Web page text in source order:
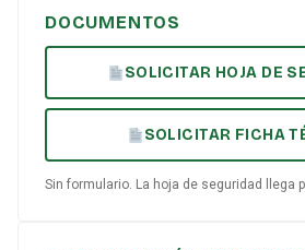
DOCUMENTOS
SOLICITAR HOJA DE
SOLICITAR FICHA
Sin formulario. La hoja de seguridad llega